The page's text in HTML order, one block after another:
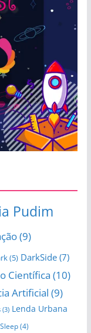
Pudim
(9)
(5) DarkSide(7)
Científica (10)
Artificial (9)
(3) Lenda Urbana
(4)